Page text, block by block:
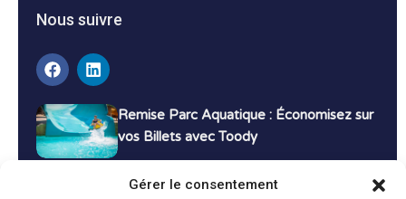
Gérer le consentement
Nous suivre
Remise Parc Aquatique : Économisez sur
vos Billets avec Toody